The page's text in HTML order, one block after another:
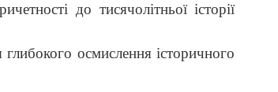
до тисячолітньої історії
осмислення історичного